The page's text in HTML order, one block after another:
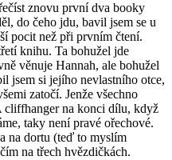
znovu první dva booky
do čeho jdu, bavil jsem se u
pocit než při prvním čtení.
knihu. Ta bohužel jde
věnuje Hannah, ale bohužel
jsem si jejího nevlastního otce,
zatočí. Jenže všechno
cliffhanger na konci dílu, když
taky není pravé ořechové.
na dortu (teď to myslím
na třech hvězdičkách.